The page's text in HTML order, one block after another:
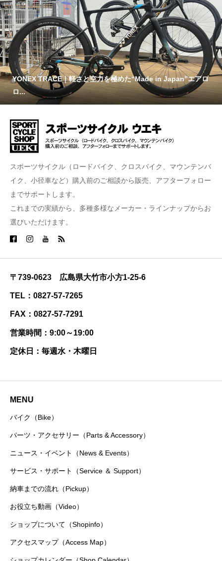
YONEX TRACE｜軽さと空力を極めた“Made in Japan”エアロ
ロ...
スポーツサイクル（ロードバイク、クロスバイク、マウンテンバ
イク、小径車など）購入前のご相談から販売、アフターフォロー
までサポートします。
これまでの実績から、多種多様なメーカー・ラインナップからお
選びいただけます。
〒739-0623 広島県大竹市小方1-25-6
TEL：0827-57-7265
FAX：0827-57-7291
営業時間：9:00～19:00
定休日：毎週水・木曜日
MENU
バイク（Bike）
パーツ・アクセサリー（Parts & Accessory）
ニュース・イベント（News & Events）
サービス・サポート（Service ＆ Support）
納車までの流れ（Pickup）
お役立ち動画（Video）
ショップについて（Shopinfo）
アクセスマップ（Access Map）